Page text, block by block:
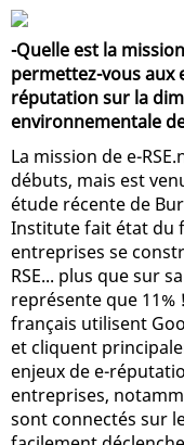
-Quelle est la
permettez-vous aux
réputation sur la
environnementale
La mission de e-
débuts, mais est
étude récente de
Institute fait état du
entreprises se
RSE... plus que sur
représente que 11%
français utilisent
et cliquent
enjeux de e-
entreprises,
sont connectés sur